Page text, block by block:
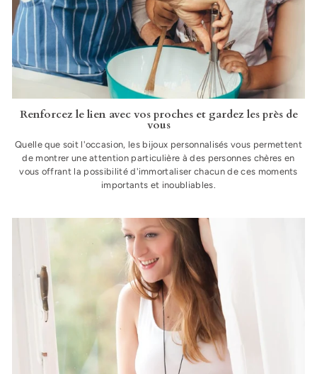
Renforcez le lien avec vos proches et gardez les près de
vous
Quelle que soit l'occasion, les bijoux personnalisés vous permettent
de montrer une attention particulière à des personnes chères en
vous offrant la possibilité d'immortaliser chacun de ces moments
importants et inoubliables.